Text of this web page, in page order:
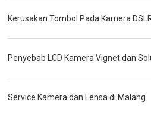
Kerusakan Tombol Pada Kamera
Penyebab LCD Kamera Vignet dan
Service Kamera dan Lensa di Malang